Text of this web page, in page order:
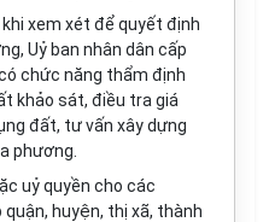
xem xét để quyết định
Uỷ ban nhân dân cấp
chức năng thẩm định
khảo sát, điều tra giá
đất, tư vấn xây dựng
phương.
uỷ quyền cho các
quận, huyện, thị xã, thành